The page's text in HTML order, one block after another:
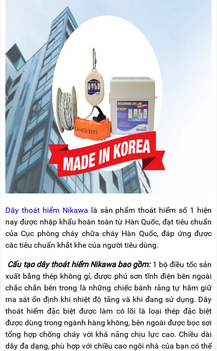
GIỚI
THIỆU
ĐẠI
LÝ
BẢO
HÀNH
LIÊN
HỆ
THANG
THANG
NHÔM
CÔNG
NGHIỆP
THANG
NHÔM
GIÀN
GIÁO
VÁN
THANG
RẢNH
TAY
XE
ĐẨY
HÀNG
BỘ
THOÁT
HIỂM
TỰ
ĐỘNG
XE
NÂNG
TAY
Dây thoát hiểm Nikawa là sản phẩm thoát hiểm số 1 hiện
nay được nhập khẩu hoàn toàn từ Hàn Quốc, đạt tiêu chuẩn
của Cục phòng cháy chữa cháy Hàn Quốc, đáp ứng được
các tiêu chuẩn khắt khe của người tiêu dùng.
Cấu tạo dây thoát hiểm Nikawa bao gồm: 1 bộ điều tốc sản
xuất bằng thép không gỉ, được phủ sơn tĩnh điện bên ngoài
chắc chắn bên trong là những chiếc bánh răng tự hãm giữ
ma sát ổn định khi nhiệt độ tăng và khi đang sử dụng. Dây
thoát hiểm đặc biệt được làm có lõi là loại thép đặc biệt
được dùng trong ngành hàng không, bên ngoài được bọc sợi
tổng hợp chống cháy với khả năng chịu lực cao. Chiều dài
dây đa dạng, phù hợp với chiều cao ngôi nhà của bạn có thể